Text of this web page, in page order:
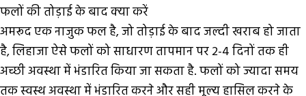
फलों की तोड़ाई के बाद क्या करें
अमरूद एक नाजुक फल है, जो तोड़ाई के बाद जल्दी खराब हो जाता
है, लिहाजा ऐसे फलों को साधारण तापमान पर 2-4 दिनों तक ही
अच्छी अवस्था में भंडारित किया जा सकता है. फलों को ज्यादा समय
तक स्वस्थ अवस्था में भंडारित करने और सही मूल्य हासिल करने के